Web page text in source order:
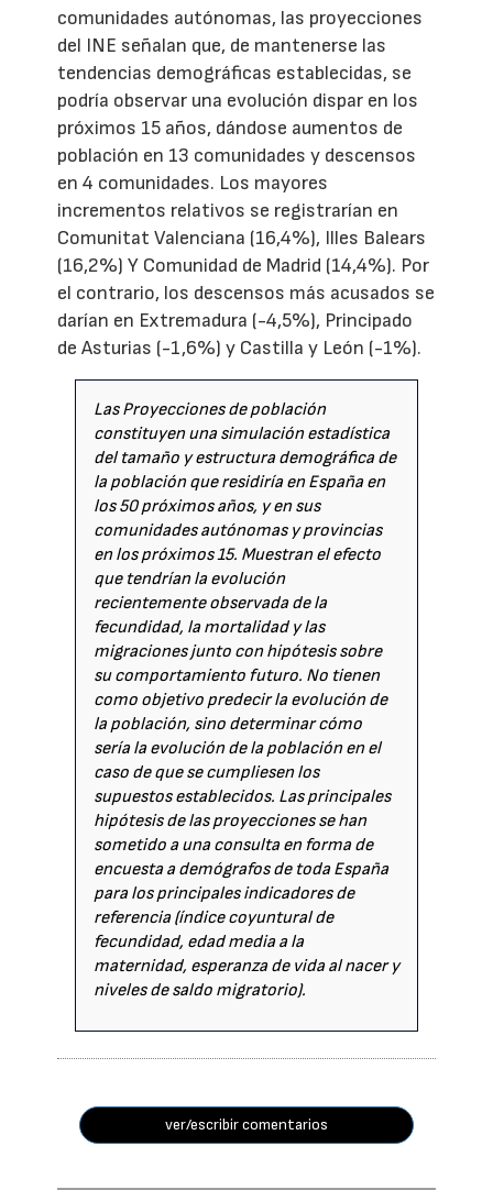
comunidades autónomas, las proyecciones
del INE señalan que, de mantenerse las
tendencias demográficas establecidas, se
podría observar una evolución dispar en los
próximos 15 años, dándose aumentos de
población en 13 comunidades y descensos
en 4 comunidades. Los mayores
incrementos relativos se registrarían en
Comunitat Valenciana (16,4%), Illes Balears
(16,2%) Y Comunidad de Madrid (14,4%). Por
el contrario, los descensos más acusados se
darían en Extremadura (-4,5%), Principado
de Asturias (-1,6%) y Castilla y León (-1%).
Las Proyecciones de población
constituyen una simulación estadística
del tamaño y estructura demográfica de
la población que residiría en España en
los 50 próximos años, y en sus
comunidades autónomas y provincias
en los próximos 15. Muestran el efecto
que tendrían la evolución
recientemente observada de la
fecundidad, la mortalidad y las
migraciones junto con hipótesis sobre
su comportamiento futuro. No tienen
como objetivo predecir la evolución de
la población, sino determinar cómo
sería la evolución de la población en el
caso de que se cumpliesen los
supuestos establecidos. Las principales
hipótesis de las proyecciones se han
sometido a una consulta en forma de
encuesta a demógrafos de toda España
para los principales indicadores de
referencia (índice coyuntural de
fecundidad, edad media a la
maternidad, esperanza de vida al nacer y
niveles de saldo migratorio).
ver/escribir comentarios